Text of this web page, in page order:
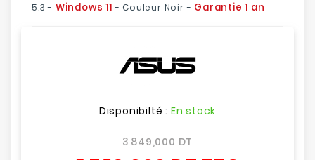
5.3 - Windows 11 - Couleur Noir - Garantie 1 an
Disponibilté : En stock
3 849,000 DT